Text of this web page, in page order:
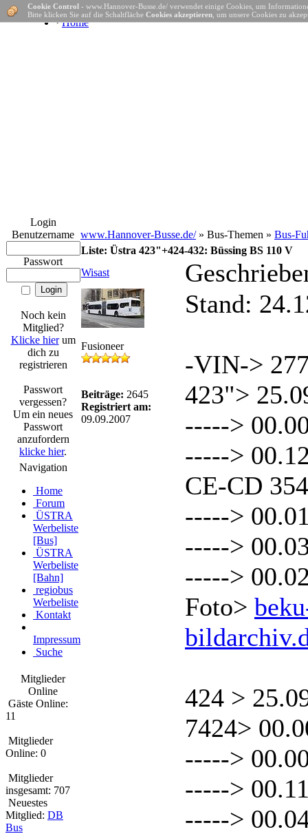
· Home
Login
Benutzername
Passwort
Noch kein
Mitglied?
Klicke hierum
dich zu
registrieren
Passwort
vergessen?
Um ein neues
Passwort
anzufordern
klicke hier.
Navigation
Home
Forum
ÜSTRA
Werbeliste
[Bus]
ÜSTRA
Werbeliste
[Bahn]
regiobus
Werbeliste
Kontakt
Impressum
Suche
Mitglieder
Online
Gäste Online:
11
Mitglieder
Online: 0
Mitglieder
insgesamt: 707
Neuestes
Mitglied: DB
Bus
Cookie Control - www.Hannover-Busse.de/ verwendet einige Cookies, um
Bitte klicken Sie auf die Schaltfläche Cookies akzeptieren , um unsere Cookies zu
www.Hannover-Busse.de/» Bus-Themen » Bus-
Liste: Üstra 423"+424-432: Büssing BS 110 V
Wisast
Fusioneer
Beiträge: 2645
Registriert am:
09.09.2007
Stand:
-VIN->
423">
----->
----->
CE-CD 354
----->
----->
----->
Foto>
424 >
7424>
----->
----->
----->